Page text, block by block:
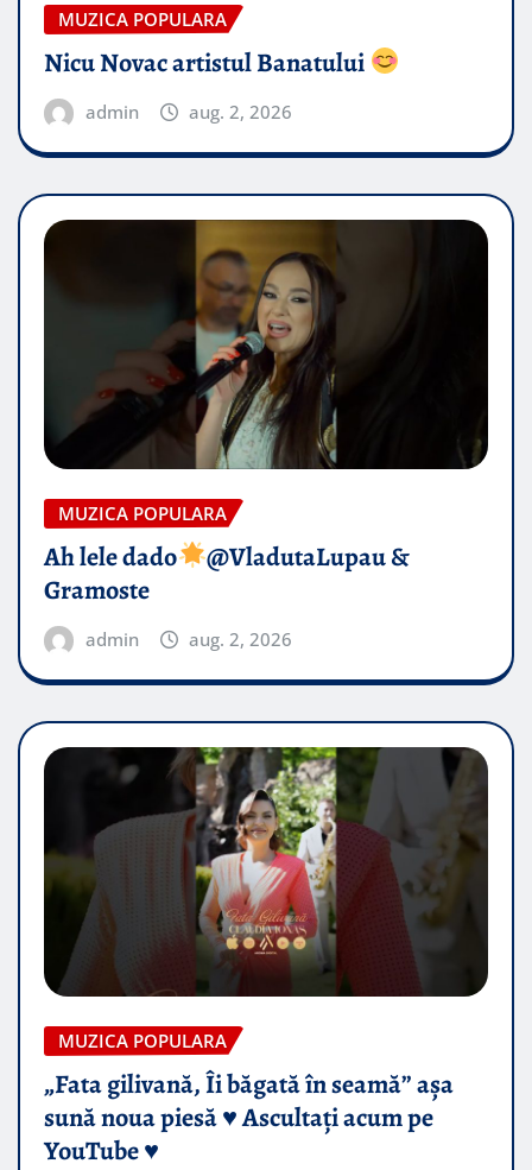
MUZICA POPULARA
Nicu Novac artistul Banatului
admin aug. 2, 2026
MUZICA POPULARA
Ah lele dado​
@VladutaLupau &
Gramoste
admin aug. 2, 2026
MUZICA POPULARA
„Fata gilivană, Îi băgată în seamă” așa
sună noua piesă ♥️ Ascultați acum pe
YouTube ♥️